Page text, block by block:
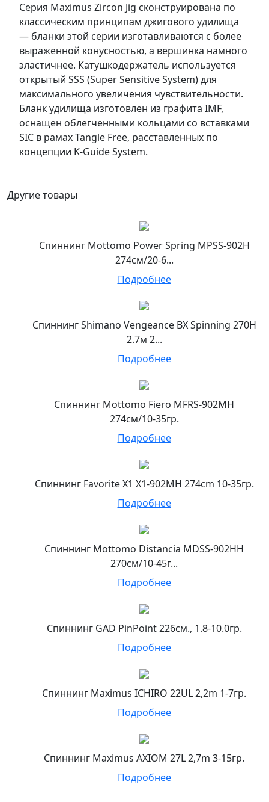
Серия Maximus Zircon Jig сконструирована по
классическим принципам джигового удилища
— бланки этой серии изготавливаются с более
выраженной конусностью, а вершинка намного
эластичнее. Катушкодержатель используется
открытый SSS (Super Sensitive System) для
максимального увеличения чувствительности.
Бланк удилища изготовлен из графита IMF,
оснащен облегченными кольцами со вставками
SIC в рамах Tangle Free, расставленных по
концепции K-Guide System.
Другие товары
Спиннинг Mottomo Power Spring MPSS-902H
274см/20-6...
Подробнее
Спиннинг Shimano Vengeance BX Spinning 270H
2.7м 2...
Подробнее
Спиннинг Mottomo Fiero MFRS-902MH
274см/10-35гр.
Подробнее
Спиннинг Favorite X1 X1-902MH 274cm 10-35гр.
Подробнее
Спиннинг Mottomo Distancia MDSS-902HH
270см/10-45г...
Подробнее
Спиннинг GAD PinPoint 226см., 1.8-10.0гр.
Подробнее
Спиннинг Maximus ICHIRO 22UL 2,2m 1-7гр.
Подробнее
Спиннинг Maximus AXIOM 27L 2,7m 3-15гр.
Подробнее